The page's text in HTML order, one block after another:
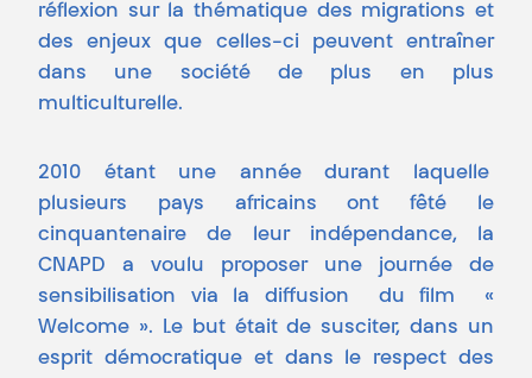
réflexion sur la thématique des migrations et
des enjeux que celles-ci peuvent entraîner
dans une société de plus en plus
multiculturelle.
2010 étant une année durant laquelle
plusieurs pays africains ont fêté le
cinquantenaire de leur indépendance, la
CNAPD a voulu proposer une journée de
sensibilisation via la diffusion du film «
Welcome ». Le but était de susciter, dans un
esprit démocratique et dans le respect des